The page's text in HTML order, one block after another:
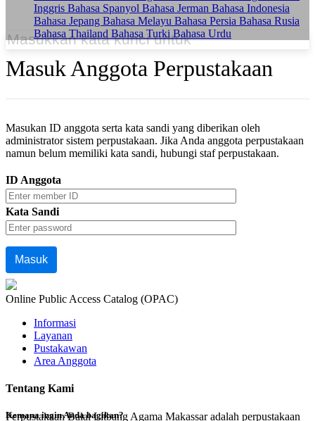
Inggris Bahasa Spanyol Bahasa Jerman Bahasa Indonesia
Bahasa Jepang Bahasa Melayu Bahasa Persia Bahasa Rusia
Bahasa Thailand Bahasa TurkiBahasa Urdu
Masuk Anggota Perpustakaan
Masukan ID anggota serta kata sandi yang diberikan oleh
administrator sistem perpustakaan. Jika Anda anggota perpustakaan
namun belum memiliki kata sandi, hubungi staf perpustakaan.
ID Anggota
Kata Sandi
Online Public Access Catalog (OPAC)
Informasi
Layanan
Pustakawan
Area Anggota
Tentang Kami
Perpustakaan Balai Litbang Agama Makassar adalah perpustakaan
Kemana ingin Anda bagikan?